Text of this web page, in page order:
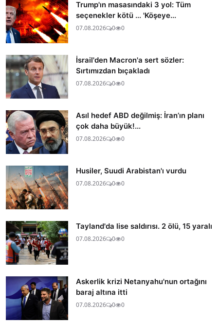
Trump'ın masasındaki 3 yol: Tüm
seçenekler kötü ... 'Köşeye...
07.08.2026 0 0
İsrail'den Macron'a sert sözler:
Sırtımızdan bıçakladı
07.08.2026 0 0
Asıl hedef ABD değilmiş: İran’ın planı
çok daha büyük!...
07.08.2026 0 0
Husiler, Suudi Arabistan'ı vurdu
07.08.2026 0 0
Tayland'da lise saldırısı. 2 ölü, 15 yaralı
07.08.2026 0 0
Askerlik krizi Netanyahu'nun ortağını
baraj altına itti
07.08.2026 0 0